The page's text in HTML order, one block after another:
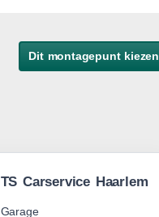
Dit montagepunt kiezen
TS Carservice Haarlem
Garage